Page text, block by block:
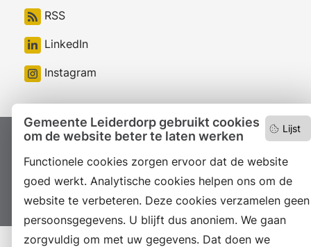
Lijst
Gemeente Leiderdorp gebruikt cookies
om de website beter te laten werken
Functionele cookies zorgen ervoor dat de website
goed werkt. Analytische cookies helpen ons om de
website te verbeteren. Deze cookies verzamelen geen
persoonsgegevens. U blijft dus anoniem. We gaan
zorgvuldig om met uw gegevens. Dat doen we
RSS
LinkedIn
Instagram
Sitemap
Privacyverklaring
Servicenormen
Suggesties
Archief Vacatures